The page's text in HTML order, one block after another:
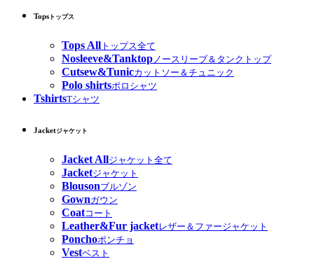
Tops トップス
Tops All トップス全て
Nosleeve&Tanktop ノースリーブ＆タンクトップ
Cutsew&Tunicカットソー＆チュニック
Polo shirtsポロシャツ
TshirtsTシャツ
Jacketジャケット
Jacket Allジャケット全て
Jacketジャケット
Blousonブルゾン
Gownガウン
Coatコート
Leather&Fur jacketレザー＆ファージャケット
Ponchoポンチョ
Vestベスト